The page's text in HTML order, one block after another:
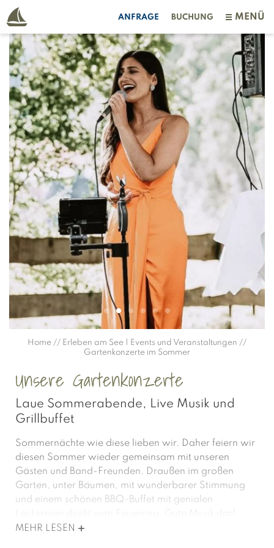
ANFRAGE BUCHUNG MENÜ
Home // Erleben am See | Events und Veranstaltungen //
Gartenkonzerte im Sommer
Unsere Gartenkonzerte
Laue Sommerabende, Live Musik und
Grillbuffet
Sommernächte wie diese lieben wir. Daher feiern wir
diesen Sommer wieder gemeinsam mit unseren
Gästen und Band-Freunden. Draußen im großen
Garten, unter Bäumen, mit wunderbarer Stimmung
und einem schönen BBQ-Buffet mit genialen
Leckereien direkt vom Feuerring. Gute Musik darf
natürlich nicht fehlen.
MEHR LESEN